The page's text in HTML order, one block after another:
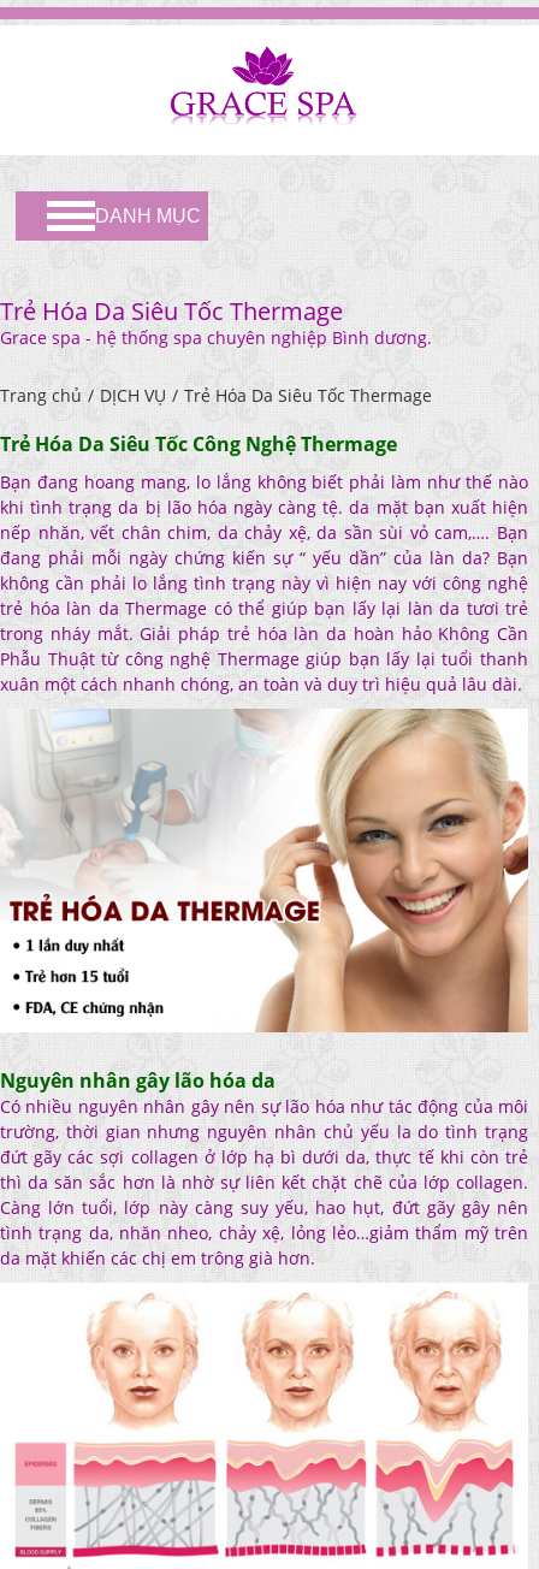
DANH MỤC
Trẻ Hóa Da Siêu Tốc Thermage
Grace spa - hệ thống spa chuyên nghiệp Bình dương.
Trang chủ / DỊCH VỤ / Trẻ Hóa Da Siêu Tốc Thermage
Trẻ Hóa Da Siêu Tốc Công Nghệ Thermage
Bạn đang hoang mang, lo lắng không biết phải làm như thế nào
khi tình trạng da bị lão hóa ngày càng tệ. da mặt bạn xuất hiện
nếp nhăn, vết chân chim, da chảy xệ, da sần sùi vỏ cam,…. Bạn
đang phải mỗi ngày chứng kiến sự “ yếu dần” của làn da? Bạn
không cần phải lo lắng tình trạng này vì hiện nay với công nghệ
trẻ hóa làn da Thermage có thể giúp bạn lấy lại làn da tươi trẻ
trong nháy mắt. Giải pháp trẻ hóa làn da hoàn hảo Không Cần
Phẫu Thuật từ công nghệ Thermage giúp bạn lấy lại tuổi thanh
xuân một cách nhanh chóng, an toàn và duy trì hiệu quả lâu dài.
Nguyên nhân gây lão hóa da
Có nhiều nguyên nhân gây nên sự lão hóa như tác động của môi
trường, thời gian nhưng nguyên nhân chủ yếu la do tình trạng
đứt gãy các sợi collagen ở lớp hạ bì dưới da, thực tế khi còn trẻ
thì da săn sắc hơn là nhờ sự liên kết chặt chẽ của lớp collagen.
Càng lớn tuổi, lớp này càng suy yếu, hao hụt, đứt gãy gây nên
tình trạng da, nhăn nheo, chảy xệ, lỏng lẻo…giảm thẩm mỹ trên
da mặt khiến các chị em trông già hơn.